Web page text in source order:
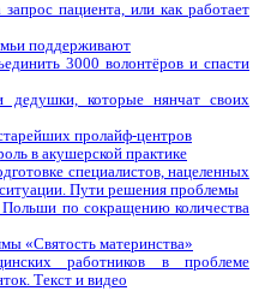
пациента, или как работает
поддерживают
3000 волонтёров и спасти
которые нянчат своих
пролайф-центров
в акушерской практике
специалистов, нацеленных
Пути решения проблемы
по сокращению количества
«Святость материнства»
работников в проблеме
Tекст и видео